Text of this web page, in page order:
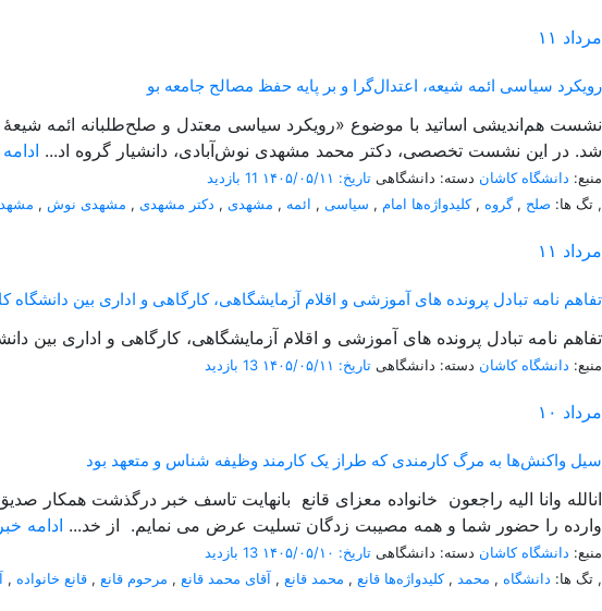
۱۱ مرداد
رویکرد سیاسی ائمه شیعه، اعتدال‌گرا و بر پایه حفظ مصالح جامعه بو
شد. در این نشست تخصصی، دکتر محمد مشهدی نوش‌آبادی، دانشیار گروه اد...
منبع: دانشگاه کاشان دسته: دانشگاهی تاریخ: ۱۴۰۵/۰۵/۱۱
11 بازدید
تگ ها: صلح ,گروه ,کلیدواژه‌ها امام , سیاسی , ائمه , مشهدی , دکتر مشهدی , مشهدی نوش , ,
۱۱ مرداد
تفاهم نامه تبادل پرونده‌ های آموزشی و اقلام آزمایشگاهی، کارگاهی و اداری بین دانشگاه کاشان
تفاهم نامه تبادل پرونده‌ های آموزشی و اقلام آزمایشگاهی، کارگاهی و اداری بین دانشگاه کاشان
منبع: دانشگاه کاشان دسته: دانشگاهی تاریخ: ۱۴۰۵/۰۵/۱۱ 13 بازدید
۱۰ مرداد
سیل واکنش‌ها به مرگ کارمندی که طراز یک کارمند وظیفه شناس و متعهد بود
انالله وانا الیه راجعون خانواده معزای قانع بانهایت تاسف خبر درگذشت همکار
وارده را حضور شما و همه مصیبت زدگان تسلیت عرض می نمایم. از خد... ادامه خبر
منبع: دانشگاه کاشان دسته: دانشگاهی تاریخ: ۱۴۰۵/۰۵/۱۰
13 بازدید
تگ ها: دانشگاه , محمد ,کلیدواژه‌ها قانع , محمد قانع , آقای محمد قانع , مرحوم قانع , قانع خانواده , ,